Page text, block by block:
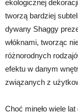
ekologicznej
tworzą bardziej
dywany Shaggy
włóknami, tworząc
różnorodnych
efektu w danym
związanych z
Choć minęło wiele